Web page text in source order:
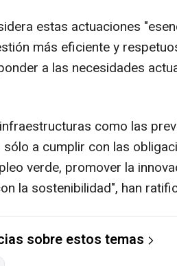
estas actuaciones
más eficiente y
a las necesidades
como las
a cumplir con las
verde, promover la
la sostenibilidad", han
sobre estos temas